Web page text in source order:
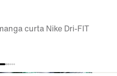
curta Nike Dri-FIT